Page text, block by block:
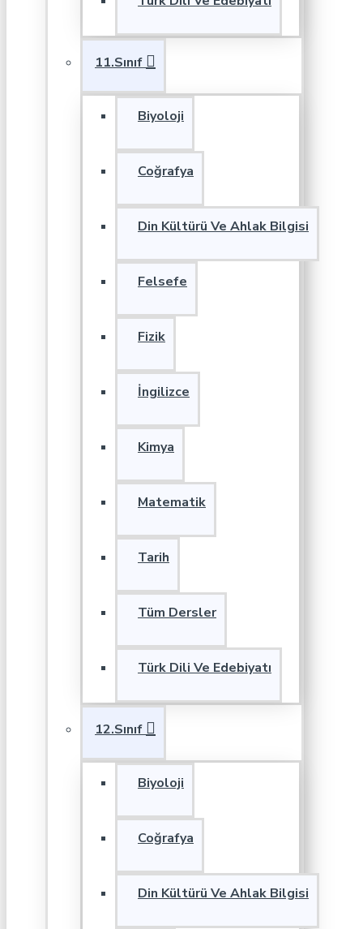
11.Sınıf
Biyoloji
Coğrafya
Din Kültürü Ve Ahlak Bilgisi
Felsefe
Fizik
İngilizce
Kimya
Matematik
Tarih
Tüm Dersler
Türk Dili Ve Edebiyatı
12.Sınıf
Biyoloji
Coğrafya
Din Kültürü Ve Ahlak Bilgisi